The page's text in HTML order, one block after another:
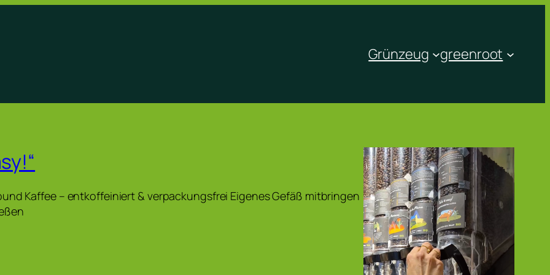
Grünzeug greenroot
Kaffee – entkoffeiniert & verpackungsfrei Eigenes Gefäß mitbringen